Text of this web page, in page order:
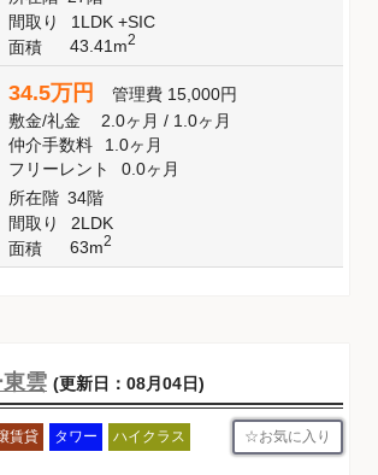
間取り
1LDK +SIC
面積
43.41m2
34.5万円 管理費 15,000円
敷金/礼金 2.0ヶ月/ 1.0ヶ月
仲介手数料
1.0ヶ月
フリーレント
0.0ヶ月
所在階 34階
間取り
2LDK
面積
63m2
雲 (更新日：08月04日)
賃貸 タワー ハイクラス お気に入り